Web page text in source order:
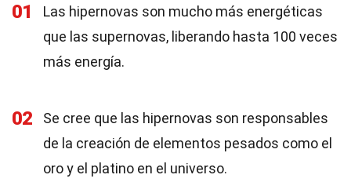
01
Las hipernovas son mucho más energéticas
que las supernovas, liberando hasta 100 veces
más energía.
02
Se cree que las hipernovas son responsables
de la creación de elementos pesados como el
oro y el platino en el universo.